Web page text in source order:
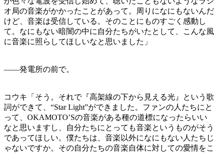
オ局の音楽がかかったことがあって。周りになにもないんだ
けど、音楽は受信している。そのことにものすごく感動し
て。なにもない暗闇の中に自分たちがいたとして、こんな風
に音楽に照らしてほしいなと思いました」
——発電所の前で。
コウキ「そう。それで『高架線の下から見える光』という歌
詞ができて、“Star Light”ができました。ファンの人たちにと
って、OKAMOTO’Sの音楽がある種の道標になったらいい
なと思いますし、自分たちにとっても音楽というものがそう
であってほしい。僕たちは、音楽以外になにもない人たちじ
ゃないですか。その自分たちの音楽自体に対しての愛情をこ